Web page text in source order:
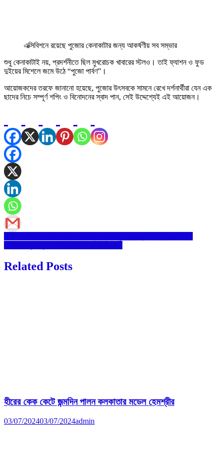
এক্সিবিশনে রয়েছে পুজোর কেনাকাটার জন্য আকর্ষণীয় সব সম্ভার
শুধু কেনাকাটাই নয়, প্রদর্শনীতে ছিল মুখরোচক খাবারের স্টলও। তাই ফ্যাশন ও ফুড
দুইয়ের মিশেলে জমে উঠে “পুজো পার্বণ”।
আয়োজকদের তরফে জানানো হয়েছে, পুজোর উৎসবকে সামনে রেখে দর্শনার্থীরা যেন এক
ছাদের নিচে সম্পূর্ণ শপিং ও বিনোদনের স্বাদ পান, সেই উদ্দেশ্যেই এই আয়োজন।
Post
navigation
Related Posts
হীরের কেক কেটে জন্মদিন পালন কলকাতার মডেল হেমশ্রীর
03/07/202403/07/2024admin